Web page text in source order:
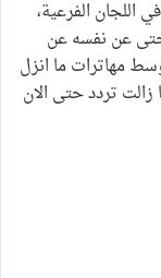
اللجان الفرعية،
حتى عن نفسه عن
مهاترات ما انزل
زالت تردد حتى الان